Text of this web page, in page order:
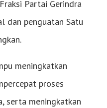
Partai Gerindra
dan penguatan Satu
meningkatkan
proses
serta meningkatkan